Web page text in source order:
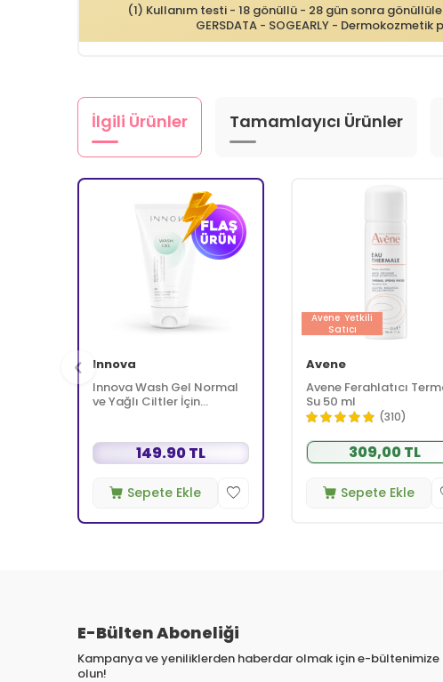
(1) Kullanım testi - 18 gönüllü - 28 gün sonra
GERSDATA - SOGEARLY -
İlgili Ürünler Tamamlayıcı Ürünler
Innova
Innova Wash Gel Normal
ve Yağlı Ciltler İçin
149.90 TL
Sepete Ekle
Avene Yetkili
Satıcı
Avene
Avene Ferahlatıcı
Su 50 ml
(310)
309,00 TL
Sepete Ekle
E-Bülten Aboneliği
Kampanya ve yeniliklerden haberdar olmak için e-
olun!